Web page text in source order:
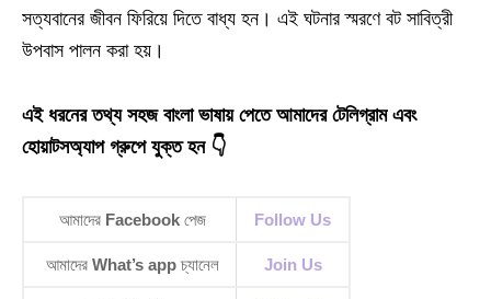
সত্যবানের জীবন ফিরিয়ে দিতে বাধ্য হন। এই ঘটনার স্মরণে বট সাবিত্রী
উপবাস পালন করা হয়।
এই ধরনের তথ্য সহজ বাংলা ভাষায় পেতে আমাদের টেলিগ্রাম এবং
হোয়াটসঅ্যাপ গ্রুপে যুক্ত হন 👇
আমাদের Facebook পেজ Follow Us
আমাদের What’s appচ্যানেল Join Us